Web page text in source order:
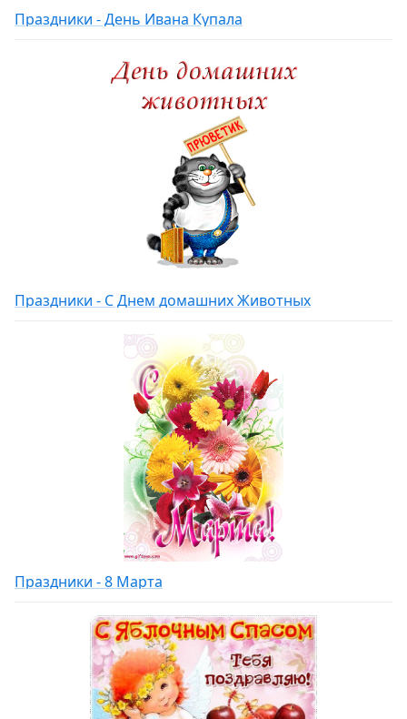
Праздники - День Ивана Купала
Праздники - С Днем домашних Животных
Праздники - 8 Марта